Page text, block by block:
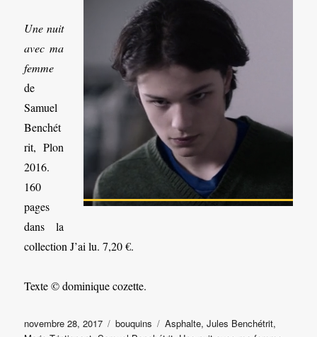
Une nuit
avec ma
femme
de
Samuel
Benchét
rit, Plon
2016.
160
pages
dans la
collection J’ai lu. 7,20 €.
Texte © dominique cozette.
Publié
novembre 28, 2017 Catégories
bouquins Étiquettes
Asphalte,Jules Benchétrit,